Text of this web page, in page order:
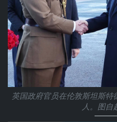
英国政府官员在伦敦斯坦斯
人。图自